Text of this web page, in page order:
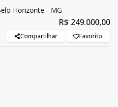
Horizonte - MG
R$ 249.000,00
Compartilhar Favorito